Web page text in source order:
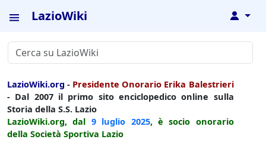
LazioWiki ↓
LazioWiki.org - Presidente Onorario Erika Balestrieri
- Dal 2007 il primo sito enciclopedico online sulla
Storia della S.S. Lazio
LazioWiki.org, dal 9 luglio 2025, è socio onorario
della Società Sportiva Lazio